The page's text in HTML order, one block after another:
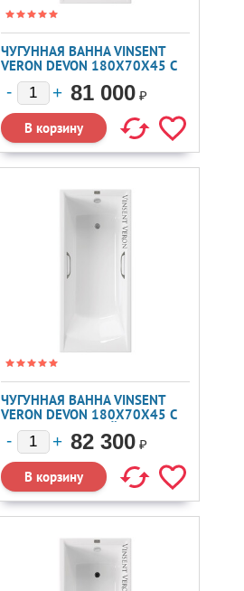
ЧУГУННАЯ ВАННА VINSENT
VERON DEVON 180X70X45 С
ХРОМИРОВАННЫМИ
РУЧКАМИ 81 000 ₽
ЧУГУННАЯ ВАННА VINSENT
VERON DEVON 180X70X45 С
РУЧКАМИ ОРУЖЕЙНАЯ СТАЛЬ
82 300 ₽